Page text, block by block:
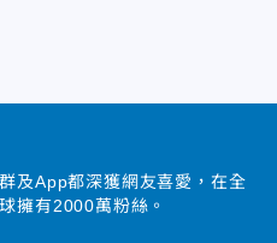
及App都深獲網友喜愛，在全
擁有2000萬粉絲。